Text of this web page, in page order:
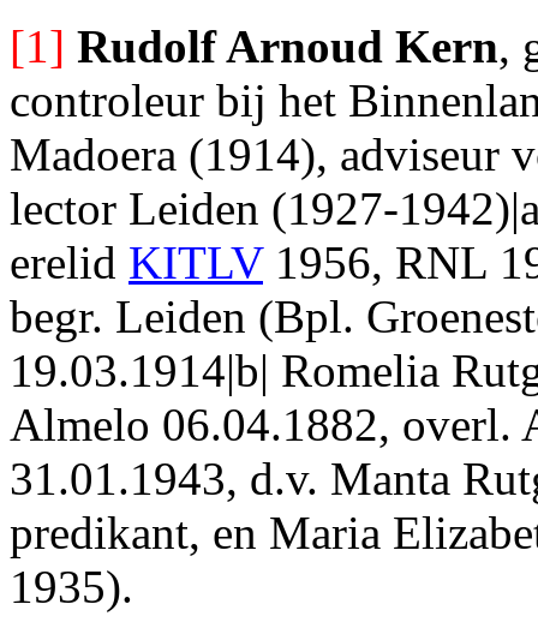
[1] Rudolf Arnoud Kern,
controleur bij het
Madoera (1914), adviseur
lector Leiden (1927-
erelid KITLV1956, RNL
begr. Leiden (Bpl.
19.03.1914|b| Romelia
Almelo 06.04.1882, overl.
31.01.1943, d.v. Manta
predikant, en Maria
1935).